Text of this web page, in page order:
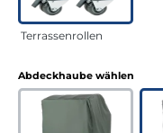
Terrassenrollen
Abdeckhaube wählen